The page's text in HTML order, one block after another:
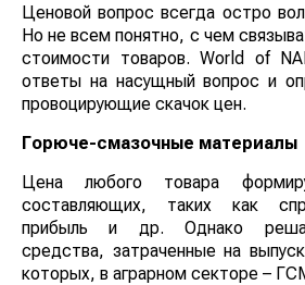
Ценовой вопрос всегда остро
Но не всем понятно, с чем
стоимости товаров. World of
ответы на насущный вопрос и
провоцирующие скачок цен.
Горюче-смазочные материалы
Цена любого товара
составляющих, таких как
прибыль и др. Однако
средства, затраченные на
которых, в аграрном секторе –